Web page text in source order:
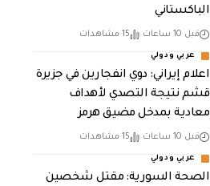
الباكستاني
قبل 10 ساعات 15 مشاهدات
عربي ودولي
اعلام إيراني: دوي انفجارين في جزيرة
قشم نتيجة التصدي لأهداف
معادية بمدخل مضيق هرمز
قبل 10 ساعات 15 مشاهدات
عربي ودولي
الصحة السورية: مقتل شخصين